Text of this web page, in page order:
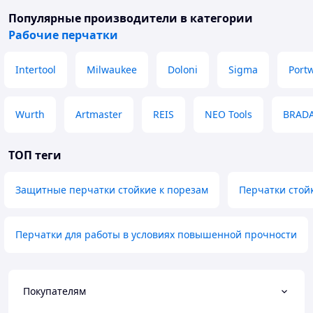
Популярные производители в категории
Рабочие перчатки
Intertool Milwaukee Doloni Sigma
Wurth Artmaster REIS NEO Tools
ТОП теги
Защитные перчатки стойкие к порезам Перчатки
Перчатки для работы в условиях повышенной прочности
Покупателям